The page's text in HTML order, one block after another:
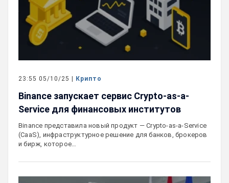
23:55 05/10/25 | Крипто
Binance запускает сервис Crypto-as-a-
Service для финансовых институтов
Binance представила новый продукт — Crypto-as-a-Service
(CaaS), инфраструктурное решение для банков, брокеров
и бирж, которое…